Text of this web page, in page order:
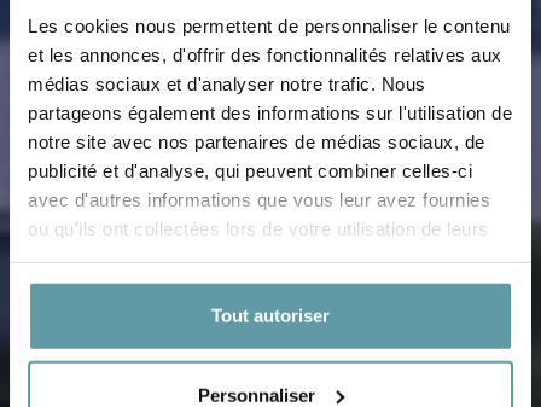
Les cookies nous permettent de personnaliser le contenu
et les annonces, d'offrir des fonctionnalités relatives aux
médias sociaux et d'analyser notre trafic. Nous
partageons également des informations sur l'utilisation de
notre site avec nos partenaires de médias sociaux, de
publicité et d'analyse, qui peuvent combiner celles-ci
avec d'autres informations que vous leur avez fournies
ou qu'ils ont collectées lors de votre utilisation de leurs
Tout autoriser
Personnaliser
CONTACTS